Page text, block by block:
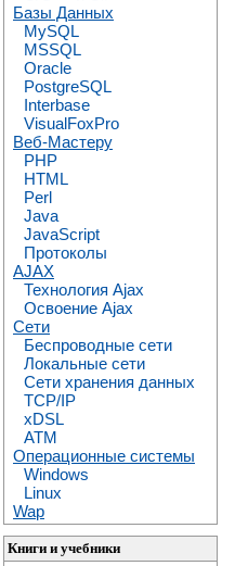
Базы Данных
MySQL
MSSQL
Oracle
PostgreSQL
Interbase
VisualFoxPro
Веб-Мастеру
PHP
HTML
Perl
Java
JavaScript
Протоколы
AJAX
Технология Ajax
Освоение Ajax
Сети
Беспроводные сети
Локальные сети
Сети хранения данных
TCP/IP
xDSL
ATM
Операционные системы
Windows
Linux
Wap
Книги и учебники